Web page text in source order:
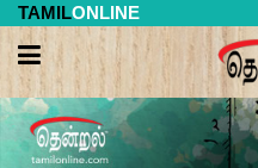
TAMILONLINE